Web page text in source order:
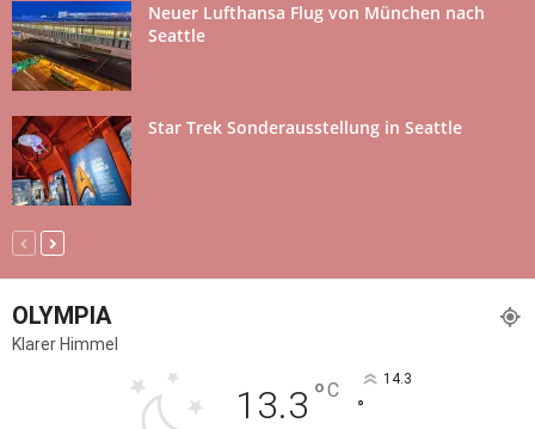
Neuer Lufthansa Flug von München nach
Seattle
Star Trek Sonderausstellung in Seattle
OLYMPIA
Klarer Himmel
13.3 °C 14.3
°